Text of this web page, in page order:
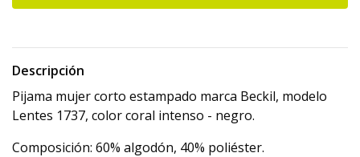
Descripción
Pijama mujer corto estampado marca Beckil, modelo
Lentes 1737, color coral intenso - negro.
Composición: 60% algodón, 40% poliéster.